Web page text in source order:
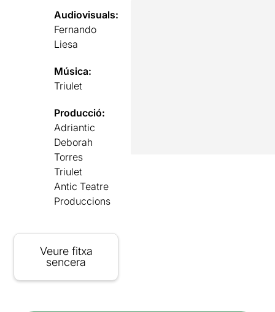
Audiovisuals:
Fernando
Liesa
Música:
Triulet
Producció:
Adriantic
Deborah
Torres
Triulet
Antic Teatre
Produccions
Veure fitxa
sencera